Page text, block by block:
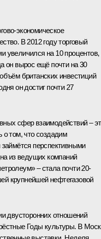
экономическое
В 2012 году торговый
увеличился на 10 процентов,
он вырос ещё почти на 30
британских инвестиций
он достиг почти 27
сфер взаимодействий –
о том, что создадим
перспективными
из ведущих компаний
– стала почти 20-
крупнейшей нефтегазовой
двусторонних отношений
Годы культуры. В